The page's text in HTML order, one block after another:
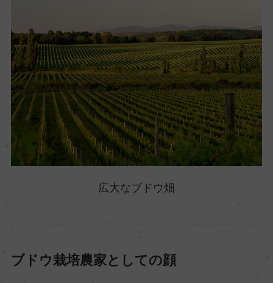
広大なブドウ畑
ブドウ栽培農家としての顔